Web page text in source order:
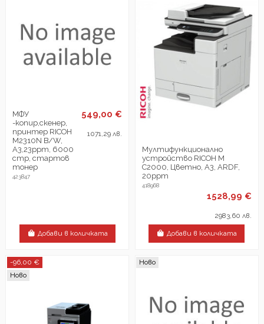
МФУ
-копир,скенер,
принтер RICOH
M2310N B/W,
A3,23ppm, 6000
стр, стартов
тонер
423847
549,00 €
1071,29 лв.
Добави в количката
Мултифункционално
устройство RICOH M
C2000, Цветно, A3, ARDF,
20ppm
418968
1528,99 €
2983,60 лв.
Добави в количката
-96,00 €
Ново
Ново